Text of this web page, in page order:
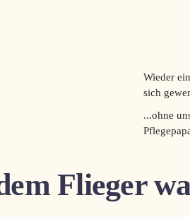
Wieder
sich
...ohne
Flieger